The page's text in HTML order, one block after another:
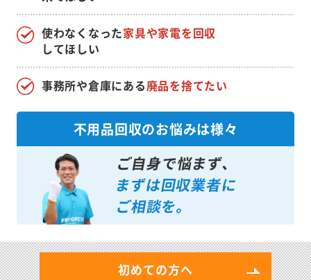
使わなくなった家具や家電を回収
してほしい
事務所や倉庫にある廃品を捨てたい
不用品回収のお悩みは様々
ご自身で悩まず、
まずは回収業者に
ご相談を。
初めての方へ